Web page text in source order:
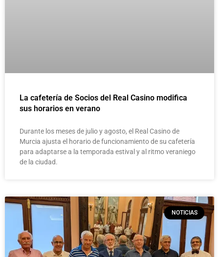
La cafetería de Socios del Real Casino modifica
sus horarios en verano
Durante los meses de julio y agosto, el Real Casino de
Murcia ajusta el horario de funcionamiento de su cafetería
para adaptarse a la temporada estival y al ritmo veraniego
de la ciudad.
NOTICIAS